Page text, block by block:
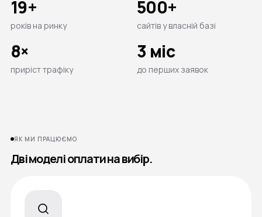
19+
років на ринку
500+
сайтів у власній базі
8×
приріст трафіку
3 міс
до перших заявок
ЯК МИ ПРАЦЮЄМО
Дві моделі оплати на вибір.